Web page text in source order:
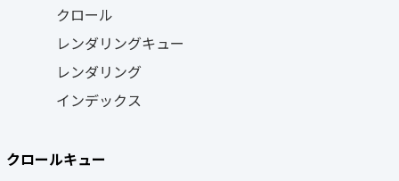
クロール
レンダリングキュー
レンダリング
インデックス
クロールキュー